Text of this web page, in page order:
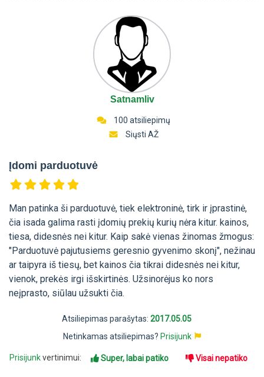
Satnamliv
100 atsiliepimų
Siųsti AŽ
Įdomi parduotuvė
Man patinka ši parduotuvė, tiek elektroninė, tirk ir įprastinė,
čia isada galima rasti įdomių prekių kurių nėra kitur. kainos,
tiesa, didesnės nei kitur. Kaip sakė vienas žinomas žmogus:
"Parduotuvė pajutusiems geresnio gyvenimo skonį", nežinau
ar taipyra iš tiesų, bet kainos čia tikrai didesnės nei kitur,
vienok, prekės irgi išskirtinės. Užsinorėjus ko nors
neįprasto, siūlau užsukti čia.
Atsiliepimas parašytas: 2017.05.05
Netinkamas atsiliepimas? Prisijunk
Prisijunkvertinimui: Super, labai patiko Visai nepatiko